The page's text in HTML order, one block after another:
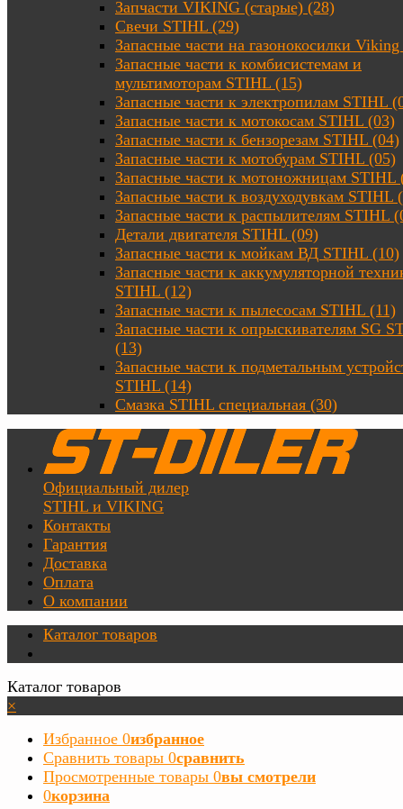
Запчасти VIKING (старые) (28)
Свечи STIHL (29)
Запасные части на газонокосилки
Запасные части к комбисистемам и
мультимоторам STIHL (15)
Запасные части к электропилам STIHL
Запасные части к мотокосам STIHL (03)
Запасные части к бензорезам STIHL (04)
Запасные части к мотобурам STIHL (05)
Запасные части к мотоножницам STIHL
Запасные части к воздуходувкам STIHL
Запасные части к распылителям STIHL
Детали двигателя STIHL (09)
Запасные части к мойкам ВД STIHL (10)
Запасные части к аккумуляторной
STIHL (12)
Запасные части к пылесосам STIHL (11)
Запасные части к опрыскивателям SG
(13)
Запасные части к подметальным
STIHL (14)
Смазка STIHL специальная (30)
Официальный дилер
STIHL и VIKING
Контакты
Гарантия
Доставка
Оплата
О компании
Каталог товаров
Каталог товаров
×
Избранное 0избранное
Сравнить товары 0сравнить
Просмотренные товары 0вы смотрели
0корзина